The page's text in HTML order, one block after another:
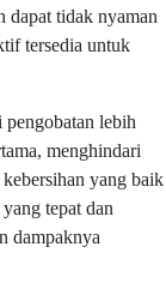
dapat tidak nyaman
tersedia untuk
lebih
menghindari
yang baik
tepat dan
dampaknya